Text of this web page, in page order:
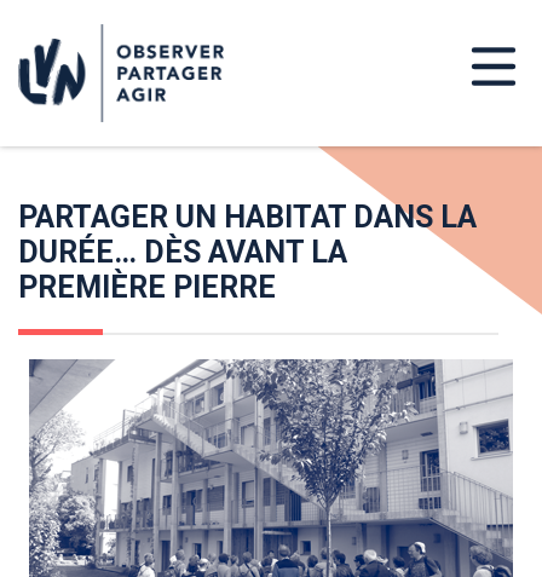
PARTAGER UN HABITAT DANS LA
DURÉE… DÈS AVANT LA
PREMIÈRE PIERRE